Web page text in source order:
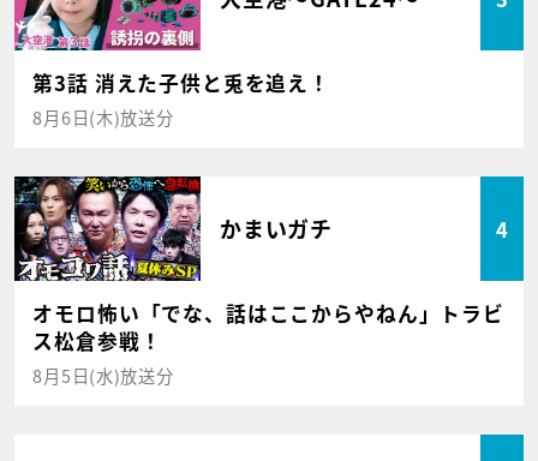
第3話 消えた子供と兎を追え！
8月6日(木)放送分
かまいガチ 4
オモロ怖い「でな、話はここからやねん」トラビ
ス松倉参戦！
8月5日(水)放送分